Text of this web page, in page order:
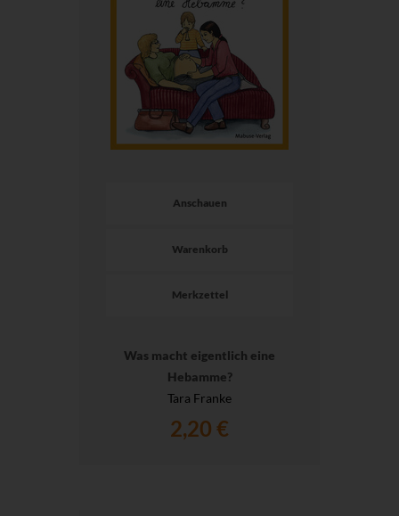
Anschauen
Warenkorb
Merkzettel
Was macht eigentlich eine
Hebamme?
Tara Franke
2,20 €